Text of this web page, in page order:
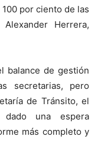
por ciento de las
Herrera,
balance de gestión
secretarias, pero
de Tránsito, el
dado una espera
más completo y